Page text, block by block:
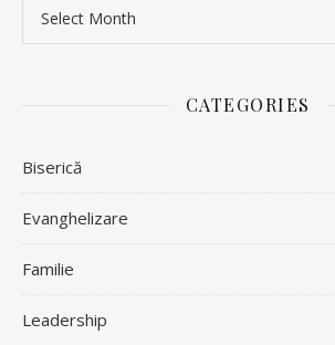
CATEGORIES
Biserică
Evanghelizare
Familie
Leadership